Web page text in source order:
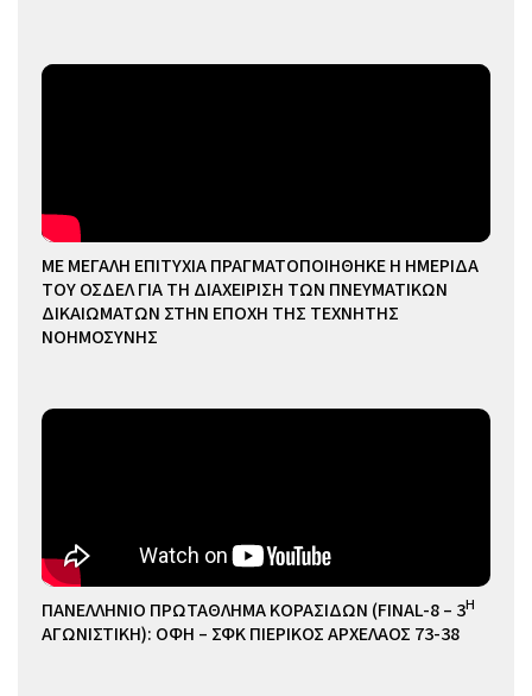
ΜΕ ΜΕΓΑΛΗ ΕΠΙΤΥΧΙΑ ΠΡΑΓΜΑΤΟΠΟΙΗΘΗΚΕ Η ΗΜΕΡΙΔΑ
ΤΟΥ ΟΣΔΕΛ ΓΙΑ ΤΗ ΔΙΑΧΕΙΡΙΣΗ ΤΩΝ ΠΝΕΥΜΑΤΙΚΩΝ
ΔΙΚΑΙΩΜΑΤΩΝ ΣΤΗΝ ΕΠΟΧΗ ΤΗΣ ΤΕΧΝΗΤΗΣ
ΝΟΗΜΟΣΥΝΗΣ
ΠΑΝΕΛΛΗΝΙΟ ΠΡΩΤΑΘΛΗΜΑ ΚΟΡΑΣΙΔΩΝ (FINAL-8 – 3Η
ΑΓΩΝΙΣΤΙΚΗ): ΟΦΗ – ΣΦΚ ΠΙΕΡΙΚΟΣ ΑΡΧΕΛΑΟΣ 73-38